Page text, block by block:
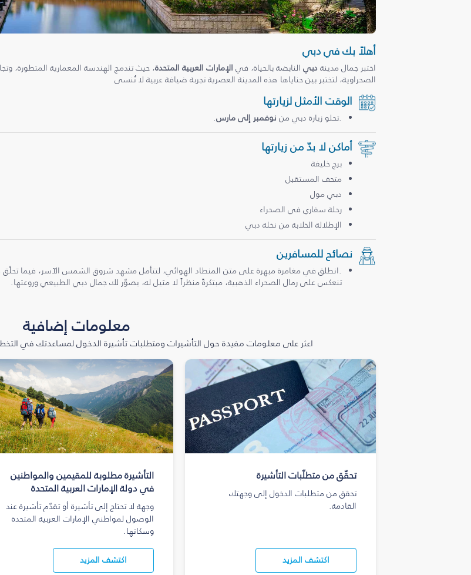
أهلاً بك في دبي
اختبر جمال مدينةدبي النابضة بالحياة، في الإمارات العربية المتحدة، حيث تندمج الهندسة المعمارية المتطورة،
الصحراوية، لتختبر بين حناياها هذه المدينة العصرية تجربة ضيافة عربية لا تُنسى
الوقت الأمثل لزيارتها
.تحلو زيارة دبي من نوفمبر إلى مارس.
أماكن لا بدّ من زيارتها
برج خليفة
متحف المستقبل
دبي مول
رحلة سفاري في الصحراء
الإطلالة الخلابة من نخلة دبي
نصائح للمسافرين
.انطلق في مغامرة مبهرة على متن المنطاد الهوائي، لتتأمل مشهد شروق الشمس الآسر، فيما
تنعكس على رمال الصحراء الذهبية، مبتكرةً منظراً لا مثيل له، يصوّر لك جمال دبي الطبيعي وروعتها.
معلومات إضافية
اعثر على معلومات مفيدة حول التأشيرات ومتطلبات تأشيرة الدخول لمساعدتك في
تحقّق من متطلّبات التأشيرة
تحقق من متطلبات الدخول إلى وجهتك
القادمة.
اكتشف المزيد
التأشيرة مطلوبة للمقيمين والمواطنين
في دولة الإمارات العربية المتحدة
وجهة لا تحتاج إلى تأشيرة أو تقدّم تأشيرة عند
الوصول لمواطني الإمارات العربية المتحدة
وسكانها.
اكتشف المزيد